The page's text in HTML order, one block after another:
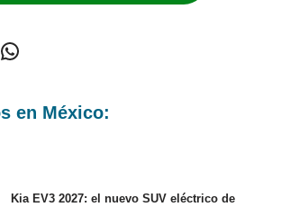
en México:
Kia EV3 2027: el nuevo SUV eléctrico de